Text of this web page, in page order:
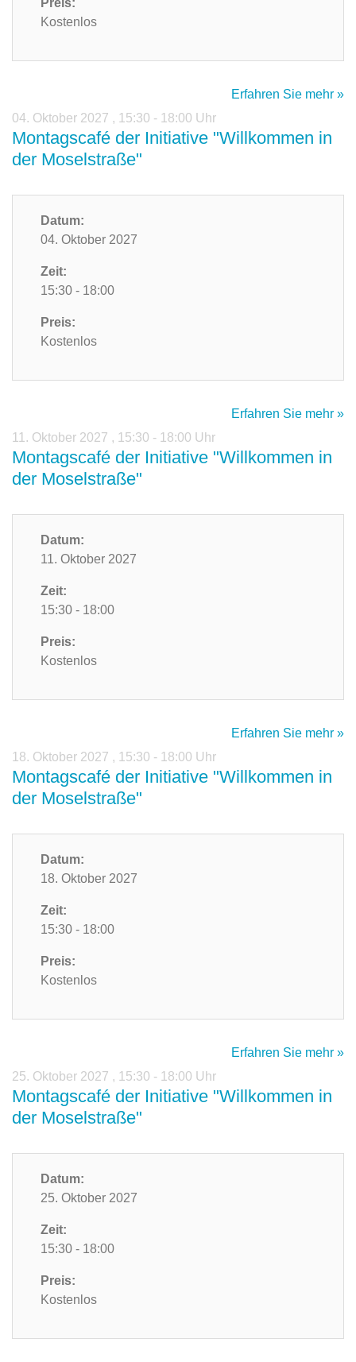
Preis:
Kostenlos
Erfahren Sie mehr »
04. Oktober 2027 , 15:30 - 18:00 Uhr
Montagscafé der Initiative "Willkommen in
der Moselstraße"
Datum:
04. Oktober 2027
Zeit:
15:30 - 18:00
Preis:
Kostenlos
Erfahren Sie mehr »
11. Oktober 2027 , 15:30 - 18:00 Uhr
Montagscafé der Initiative "Willkommen in
der Moselstraße"
Datum:
11. Oktober 2027
Zeit:
15:30 - 18:00
Preis:
Kostenlos
Erfahren Sie mehr »
18. Oktober 2027 , 15:30 - 18:00 Uhr
Montagscafé der Initiative "Willkommen in
der Moselstraße"
Datum:
18. Oktober 2027
Zeit:
15:30 - 18:00
Preis:
Kostenlos
Erfahren Sie mehr »
25. Oktober 2027 , 15:30 - 18:00 Uhr
Montagscafé der Initiative "Willkommen in
der Moselstraße"
Datum:
25. Oktober 2027
Zeit:
15:30 - 18:00
Preis:
Kostenlos